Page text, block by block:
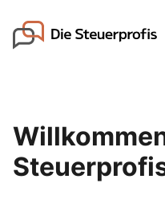
content
Go to landing page.